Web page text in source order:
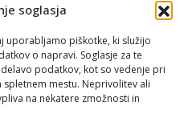
soglasja
uporabljamo piškotke, ki služijo
o napravi. Soglasje za te
podatkov, kot so vedenje pri
spletnem mestu. Neprivolitev ali
na nekatere zmožnosti in